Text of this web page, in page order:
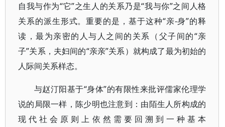
自我与作为“它”之生人的关系乃是“我与你”之间人格
关系的派生形式。重要的是，基于这种“亲-身”的释
读，最为亲密的人与人之间的关系（父子间的“亲
子”关系，夫妇间的“亲亲”关系）就构成了最为初始的
人际间关系样态。
与赵汀阳基于“身体”的有限性来批评儒家伦理学
说的局限一样，陈少明也注意到：由陌生人所构成的
现代社会原则上依然需要回溯到一种基本